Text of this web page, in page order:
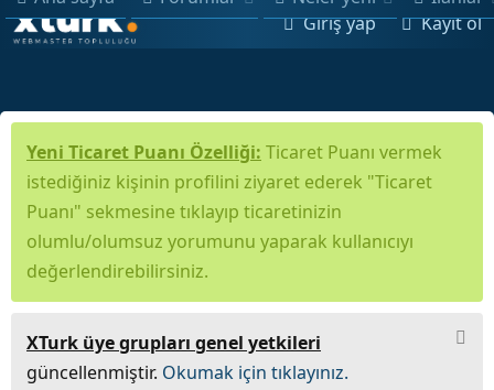
Giriş yap Kayıt ol
Yeni Ticaret Puanı Özelliği: Ticaret Puanı vermek
istediğiniz kişinin profilini ziyaret ederek "Ticaret
Puanı" sekmesine tıklayıp ticaretinizin
olumlu/olumsuz yorumunu yaparak kullanıcıyı
değerlendirebilirsiniz.
XTurk üye grupları genel yetkileri
güncellenmiştir. Okumak için tıklayınız.